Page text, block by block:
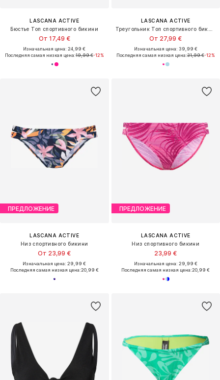
LASCANA ACTIVE
Бюстье Топ спортивного бикини
От 17,49 €
Изначальная цена: 24,99 €
Последняя самая низкая цена:19,99 €-12%
LASCANA ACTIVE
От 27,99 €
Изначальная цена: 39,99 €
Последняя самая низкая цена:31,99 €-12%
ПРЕДЛОЖЕНИЕ
LASCANA ACTIVE
Низ спортивного бикини
От 23,99 €
Изначальная цена: 29,99 €
Последняя самая низкая цена:20,99 €
ПРЕДЛОЖЕНИЕ
LASCANA ACTIVE
Низ спортивного бикини
23,99 €
Изначальная цена: 29,99 €
Последняя самая низкая цена:20,99 €